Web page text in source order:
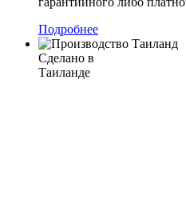
Подробнее
Сделано в
Таиланде